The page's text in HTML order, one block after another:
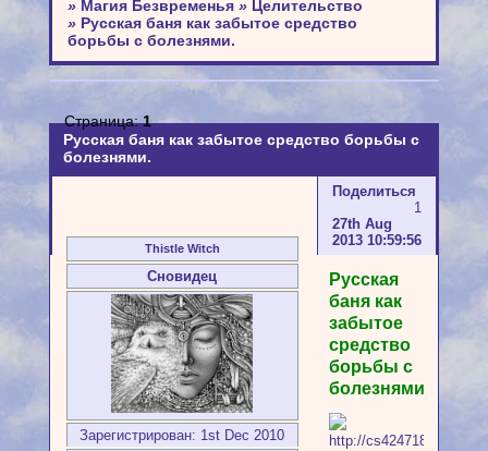
» Магия Безвременья » Целительство
» Русская баня как забытое средство
борьбы с болезнями.
Русская баня как забытое средство борьбы с
болезнями.
Страница:1
Поделиться
1
27th Aug
2013 10:59:56
Thistle Witch
Сновидец
Зарегистрирован: 1st Dec 2010
Русская
баня как
забытое
средство
борьбы с
болезнями